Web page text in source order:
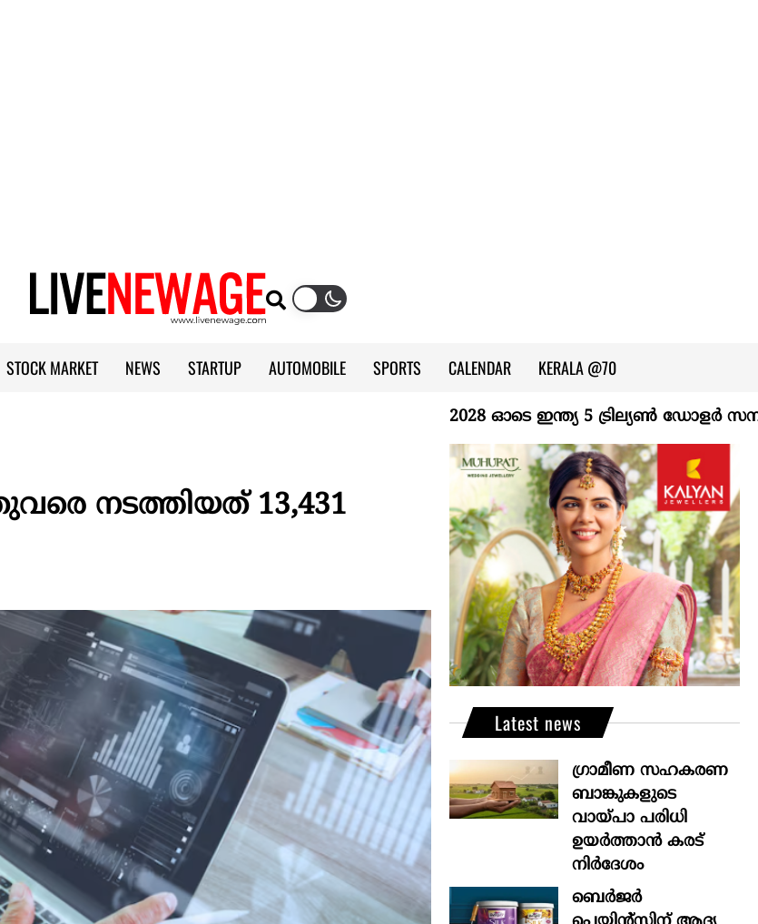
STOCK MARKET NEWS STARTUP AUTOMOBILE SPORTS CALENDAR KERALA @70
2028 ഓടെ ഇന്ത്യ 5 ട്രില്യണ്‍ ഡോളര്‍
നടത്തിയത്‌ 13,431
Latest news
ഗ്രാമീണ സഹകരണ
ബാങ്കുകളുടെ
വായ്പാ പരിധി
ഉയർത്താൻ കരട്
നിർദേശം
ബെർജർ